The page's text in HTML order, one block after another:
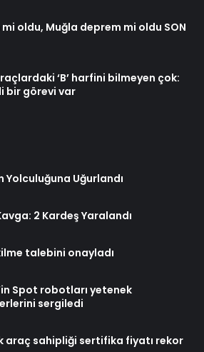
oldu, Muğla deprem mi oldu SON
‘B’ harfini bilmeyen çok:
bir görevi var
Yolculuğuna Uğurlandı
2 Kardeş Yaralandı
talebini onayladı
Spot robotları yetenek
sergiledi
araç sahipliği sertifika fiyatı rekor